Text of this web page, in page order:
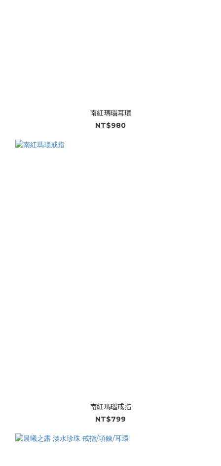
南紅瑪瑙耳環
NT$980
南紅瑪瑙戒指
NT$799